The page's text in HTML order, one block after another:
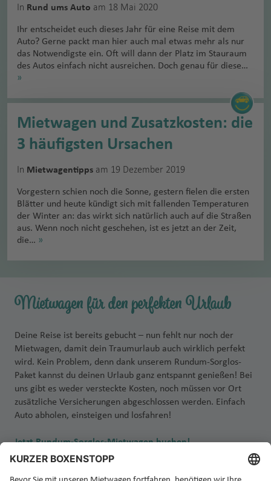
In Rund ums Auto am 18 Mai 2020
Ihr entscheidet euch dieses Jahr für eine Reise mit dem
Auto? Gerne packt man hier auch mal etwas mehr als nur
das Notwendigste ein. Oft will dann der Platz im Stauraum
des Autos einfach nicht ausreichen. Doch genau für diese…
»
Mietwagen und Zusatzkosten: die
3 häufigsten Ursachen
In Mietwagentipps am 19 Dezember 2019
Vorgestern schien noch die Sonne, gestern fielen die ersten
Blätter und heute kündigt sich mit fallenden Temperaturen
der Winter an: das wirkt sich natürlich auch auf die Straßen
aus. Wenn noch nicht geschehen, ist es jetzt an der Zeit,
die… »
Mietwagen für den perfekten Urlaub
Deine Reise ist bereits gebucht – nun fehlt nur noch der
Mietwagen, damit dein Traumurlaub auch wirklich perfekt
wird. Kein Problem, denn dank unserem Rundum-Sorglos-
Paket kannst du deinen Urlaub ganz entspannt genießen! Bei
uns gibt es weder versteckte Kosten, noch müssen vor Ort
zusätzliche Versicherungen abgeschlossen werden. Einfach
Auto abholen, einsteigen und losfahren!
Jetzt Rundum-Sorglos-Mietwagen buchen!